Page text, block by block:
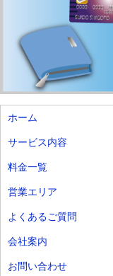
ホーム
サービス内容
料金一覧
営業エリア
よくあるご質問
会社案内
お問い合わせ